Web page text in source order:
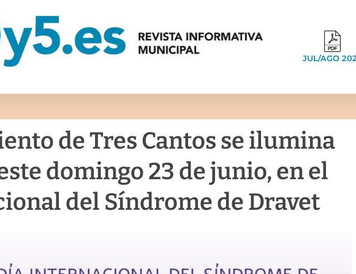
JUL/AGO
de Tres Cantos se ilumina
domingo 23 de junio, en el
del Síndrome de Dravet